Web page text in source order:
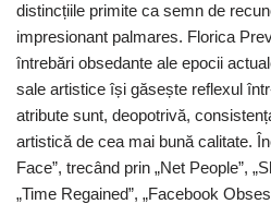
distincțiile primite ca semn de
impresionant palmares. Florica
întrebări obsedante ale epocii
sale artistice își găsește reflexul
atribute sunt, deopotrivă,
artistică de cea mai bună calitate.
Face”, trecând prin „Net People”,
„Time Regained”, „Facebook